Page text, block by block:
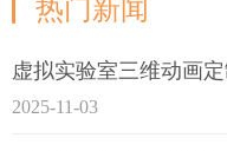
热门新闻
虚拟实验室三维动画
2025-11-03